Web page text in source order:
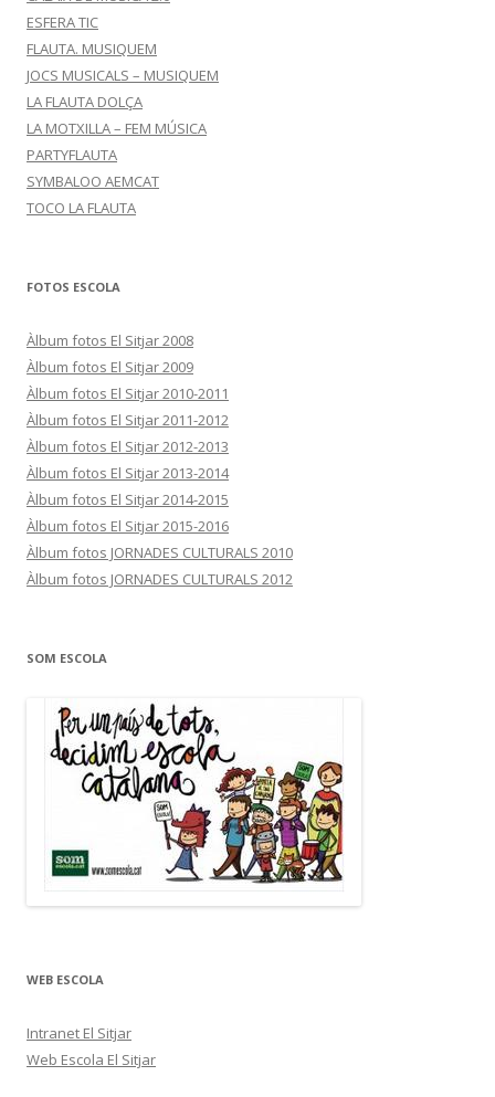
ESFERA TIC
FLAUTA. MUSIQUEM
JOCS MUSICALS – MUSIQUEM
LA FLAUTA DOLÇA
LA MOTXILLA – FEM MÚSICA
PARTYFLAUTA
SYMBALOO AEMCAT
TOCO LA FLAUTA
FOTOS ESCOLA
Àlbum fotos El Sitjar 2008
Àlbum fotos El Sitjar 2009
Àlbum fotos El Sitjar 2010-2011
Àlbum fotos El Sitjar 2011-2012
Àlbum fotos El Sitjar 2012-2013
Àlbum fotos El Sitjar 2013-2014
Àlbum fotos El Sitjar 2014-2015
Àlbum fotos El Sitjar 2015-2016
Àlbum fotos JORNADES CULTURALS 2010
Àlbum fotos JORNADES CULTURALS 2012
SOM ESCOLA
WEB ESCOLA
Intranet El Sitjar
Web Escola El Sitjar